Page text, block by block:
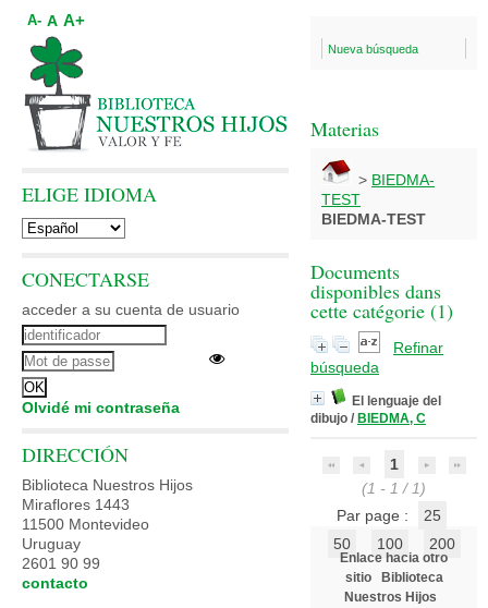
Nueva búsqueda
Materias
> BIEDMA-
TEST
BIEDMA-TEST
Documents
disponibles dans
cette catégorie (1)
Refinar
búsqueda
El lenguaje del
dibujo / BIEDMA, C
1
(1 - 1 / 1)
Par page :
25
50
100 200
Enlace hacia otro
sitio
Biblioteca
Nuestros Hijos
A- A A+
ELIGE IDIOMA
CONECTARSE
acceder a su cuenta de usuario
Olvidé mi contraseña
DIRECCIÓN
Biblioteca Nuestros Hijos
Miraflores 1443
11500 Montevideo
Uruguay
2601 90 99
contacto